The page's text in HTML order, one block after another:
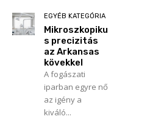
EGYÉB KATEGÓRIA
Mikroszkopiku
s precizitás
az Arkansas
kövekkel
A fogászati
iparban egyre nő
az igény a
kiváló...